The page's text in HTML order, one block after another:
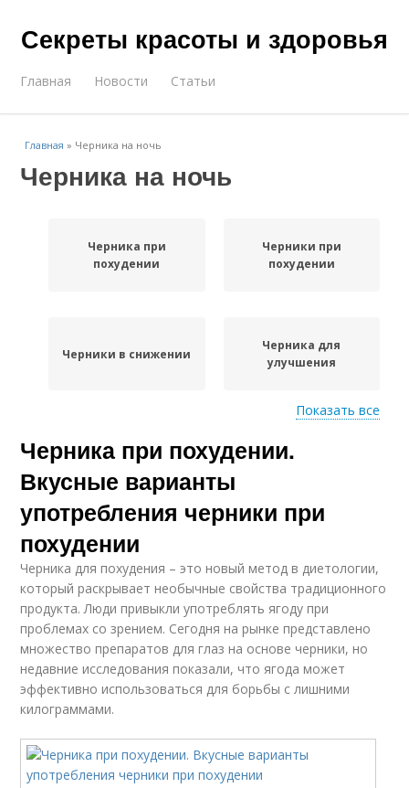
Секреты красоты и здоровья
Главная Новости Статьи
Главная » Черника на ночь
Черника на ночь
Черника при
похудении
Черники при
похудении
Черники в снижении
Черника для
улучшения
Черники для глаз Черничные ночи
Показать все
Черника при похудении.
Вкусные варианты
употребления черники при
похудении
Черника для похудения – это новый метод в диетологии,
который раскрывает необычные свойства традиционного
продукта. Люди привыкли употреблять ягоду при
проблемах со зрением. Сегодня на рынке представлено
множество препаратов для глаз на основе черники, но
недавние исследования показали, что ягода может
эффективно использоваться для борьбы с лишними
килограммами.